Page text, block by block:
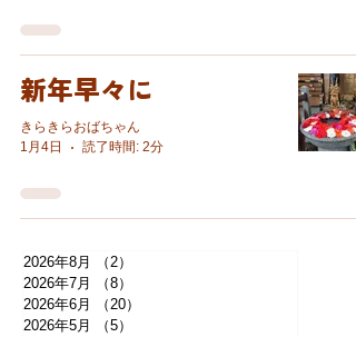
新年早々に
きらきらおばちゃん
1月4日
読了時間: 2分
2026年8月 （2）
2026年7月
（8）
2026年6月
（20）
2026年5月
（5）